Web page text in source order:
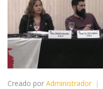
Creado por Administrador